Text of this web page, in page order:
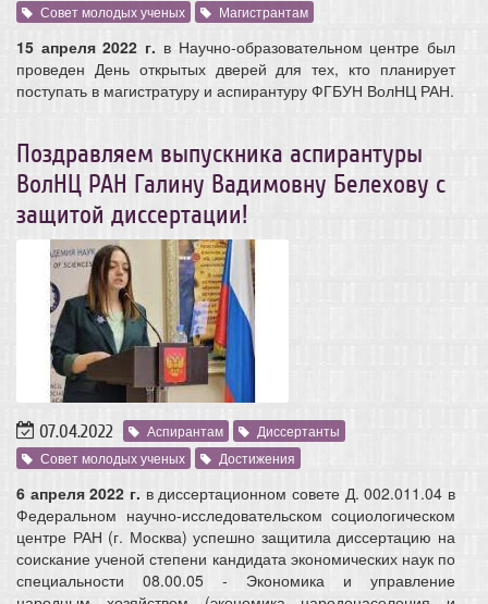
Совет молодых ученых
Магистрантам
15 апреля 2022 г. в Научно-образовательном центре был
проведен День открытых дверей для тех, кто планирует
поступать в магистратуру и аспирантуру ФГБУН ВолНЦ РАН.
Поздравляем выпускника аспирантуры
ВолНЦ РАН Галину Вадимовну Белехову с
защитой диссертации!
07.04.2022 Аспирантам
Диссертанты
Совет молодых ученых
Достижения
6 апреля 2022 г. в диссертационном совете Д. 002.011.04 в
Федеральном научно-исследовательском социологическом
центре РАН (г. Москва) успешно защитила диссертацию на
соискание ученой степени кандидата экономических наук по
специальности 08.00.05 ‑ Экономика и управление